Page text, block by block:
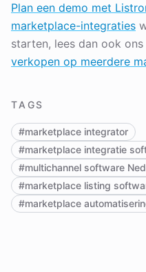
Plan een demo met
marketplace-integraties
starten, lees dan ook
verkopen op meerdere
TAGS
#marketplace integrator
#marketplace integratie
#multichannel software
#marketplace listing
#marketplace